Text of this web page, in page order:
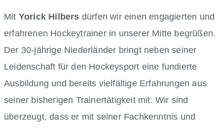
Mit Yorick Hilbers dürfen wir einen engagierten und
erfahrenen Hockeytrainer in unserer Mitte begrüßen.
Der 30-jährige Niederländer bringt neben seiner
Leidenschaft für den Hockeysport eine fundierte
Ausbildung und bereits vielfältige Erfahrungen aus
seiner bisherigen Trainertätigkeit mit. Wir sind
überzeugt, dass er mit seiner Fachkenntnis und